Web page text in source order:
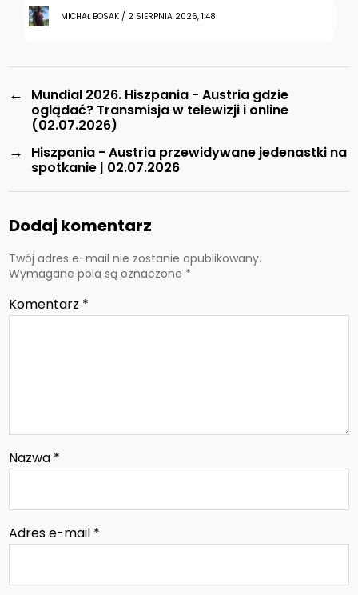
MICHAŁ BOSAK / 2 SIERPNIA 2026, 1:48
←
Mundial 2026. Hiszpania - Austria gdzie
oglądać? Transmisja w telewizji i online
(02.07.2026)
→
Hiszpania - Austria przewidywane jedenastki na
spotkanie | 02.07.2026
Dodaj komentarz
Twój adres e-mail nie zostanie opublikowany.
Wymagane pola są oznaczone *
Komentarz *
Nazwa *
Adres e-mail *